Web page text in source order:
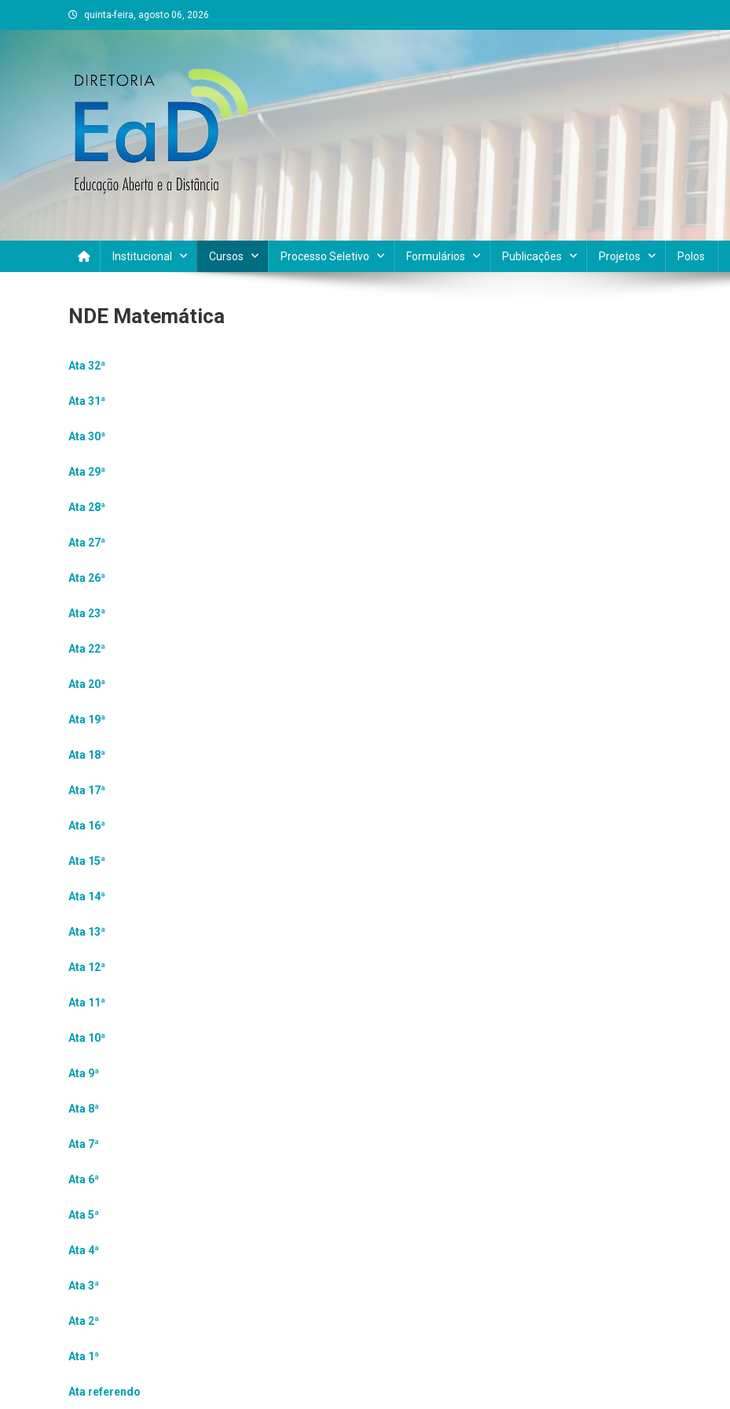
to
quinta-feira, agosto 06, 2026
DEAD UFVJM
Institucional Cursos Processo Seletivo Formulários Publicações Projetos Polos
NDE Matemática
Ata 32ª
Ata 31ª
Ata 30ª
Ata 29ª
Ata 28ª
Ata 27ª
Ata 26ª
Ata 23ª
Ata 22ª
Ata 20ª
Ata 19ª
Ata 18ª
Ata 17ª
Ata 16ª
Ata 15ª
Ata 14ª
Ata 13ª
Ata 12ª
Ata 11ª
Ata 10ª
Ata 9ª
Ata 8ª
Ata 7ª
Ata 6ª
Ata 5ª
Ata 4ª
Ata 3ª
Ata 2ª
Ata 1ª
Ata referendo